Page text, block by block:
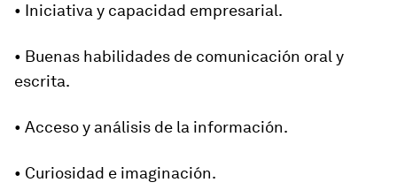
• Iniciativa y capacidad empresarial.
• Buenas habilidades de comunicación oral y
escrita.
• Acceso y análisis de la información.
• Curiosidad e imaginación.